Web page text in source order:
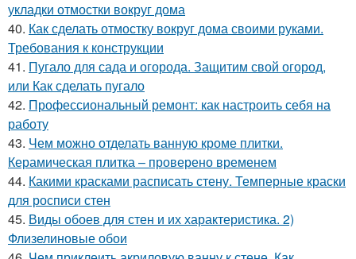
укладки отмостки вокруг дома
40. Как сделать отмостку вокруг дома своими руками.
Требования к конструкции
41. Пугало для сада и огорода. Защитим свой огород,
или Как сделать пугало
42. Профессиональный ремонт: как настроить себя на
работу
43. Чем можно отделать ванную кроме плитки.
Керамическая плитка – проверено временем
44. Какими красками расписать стену. Темперные краски
для росписи стен
45. Виды обоев для стен и их характеристика. 2)
Флизелиновые обои